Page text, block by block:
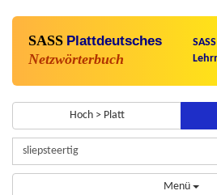
SASS Plattdeutsches
Netzwörterbuch
Hoch > Platt
Menü